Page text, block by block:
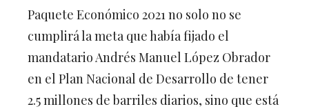
Paquete Económico 2021 no solo no se
cumplirá la meta que había fijado el
mandatario Andrés Manuel López Obrador
en el Plan Nacional de Desarrollo de tener
2.5 millones de barriles diarios, sino que está